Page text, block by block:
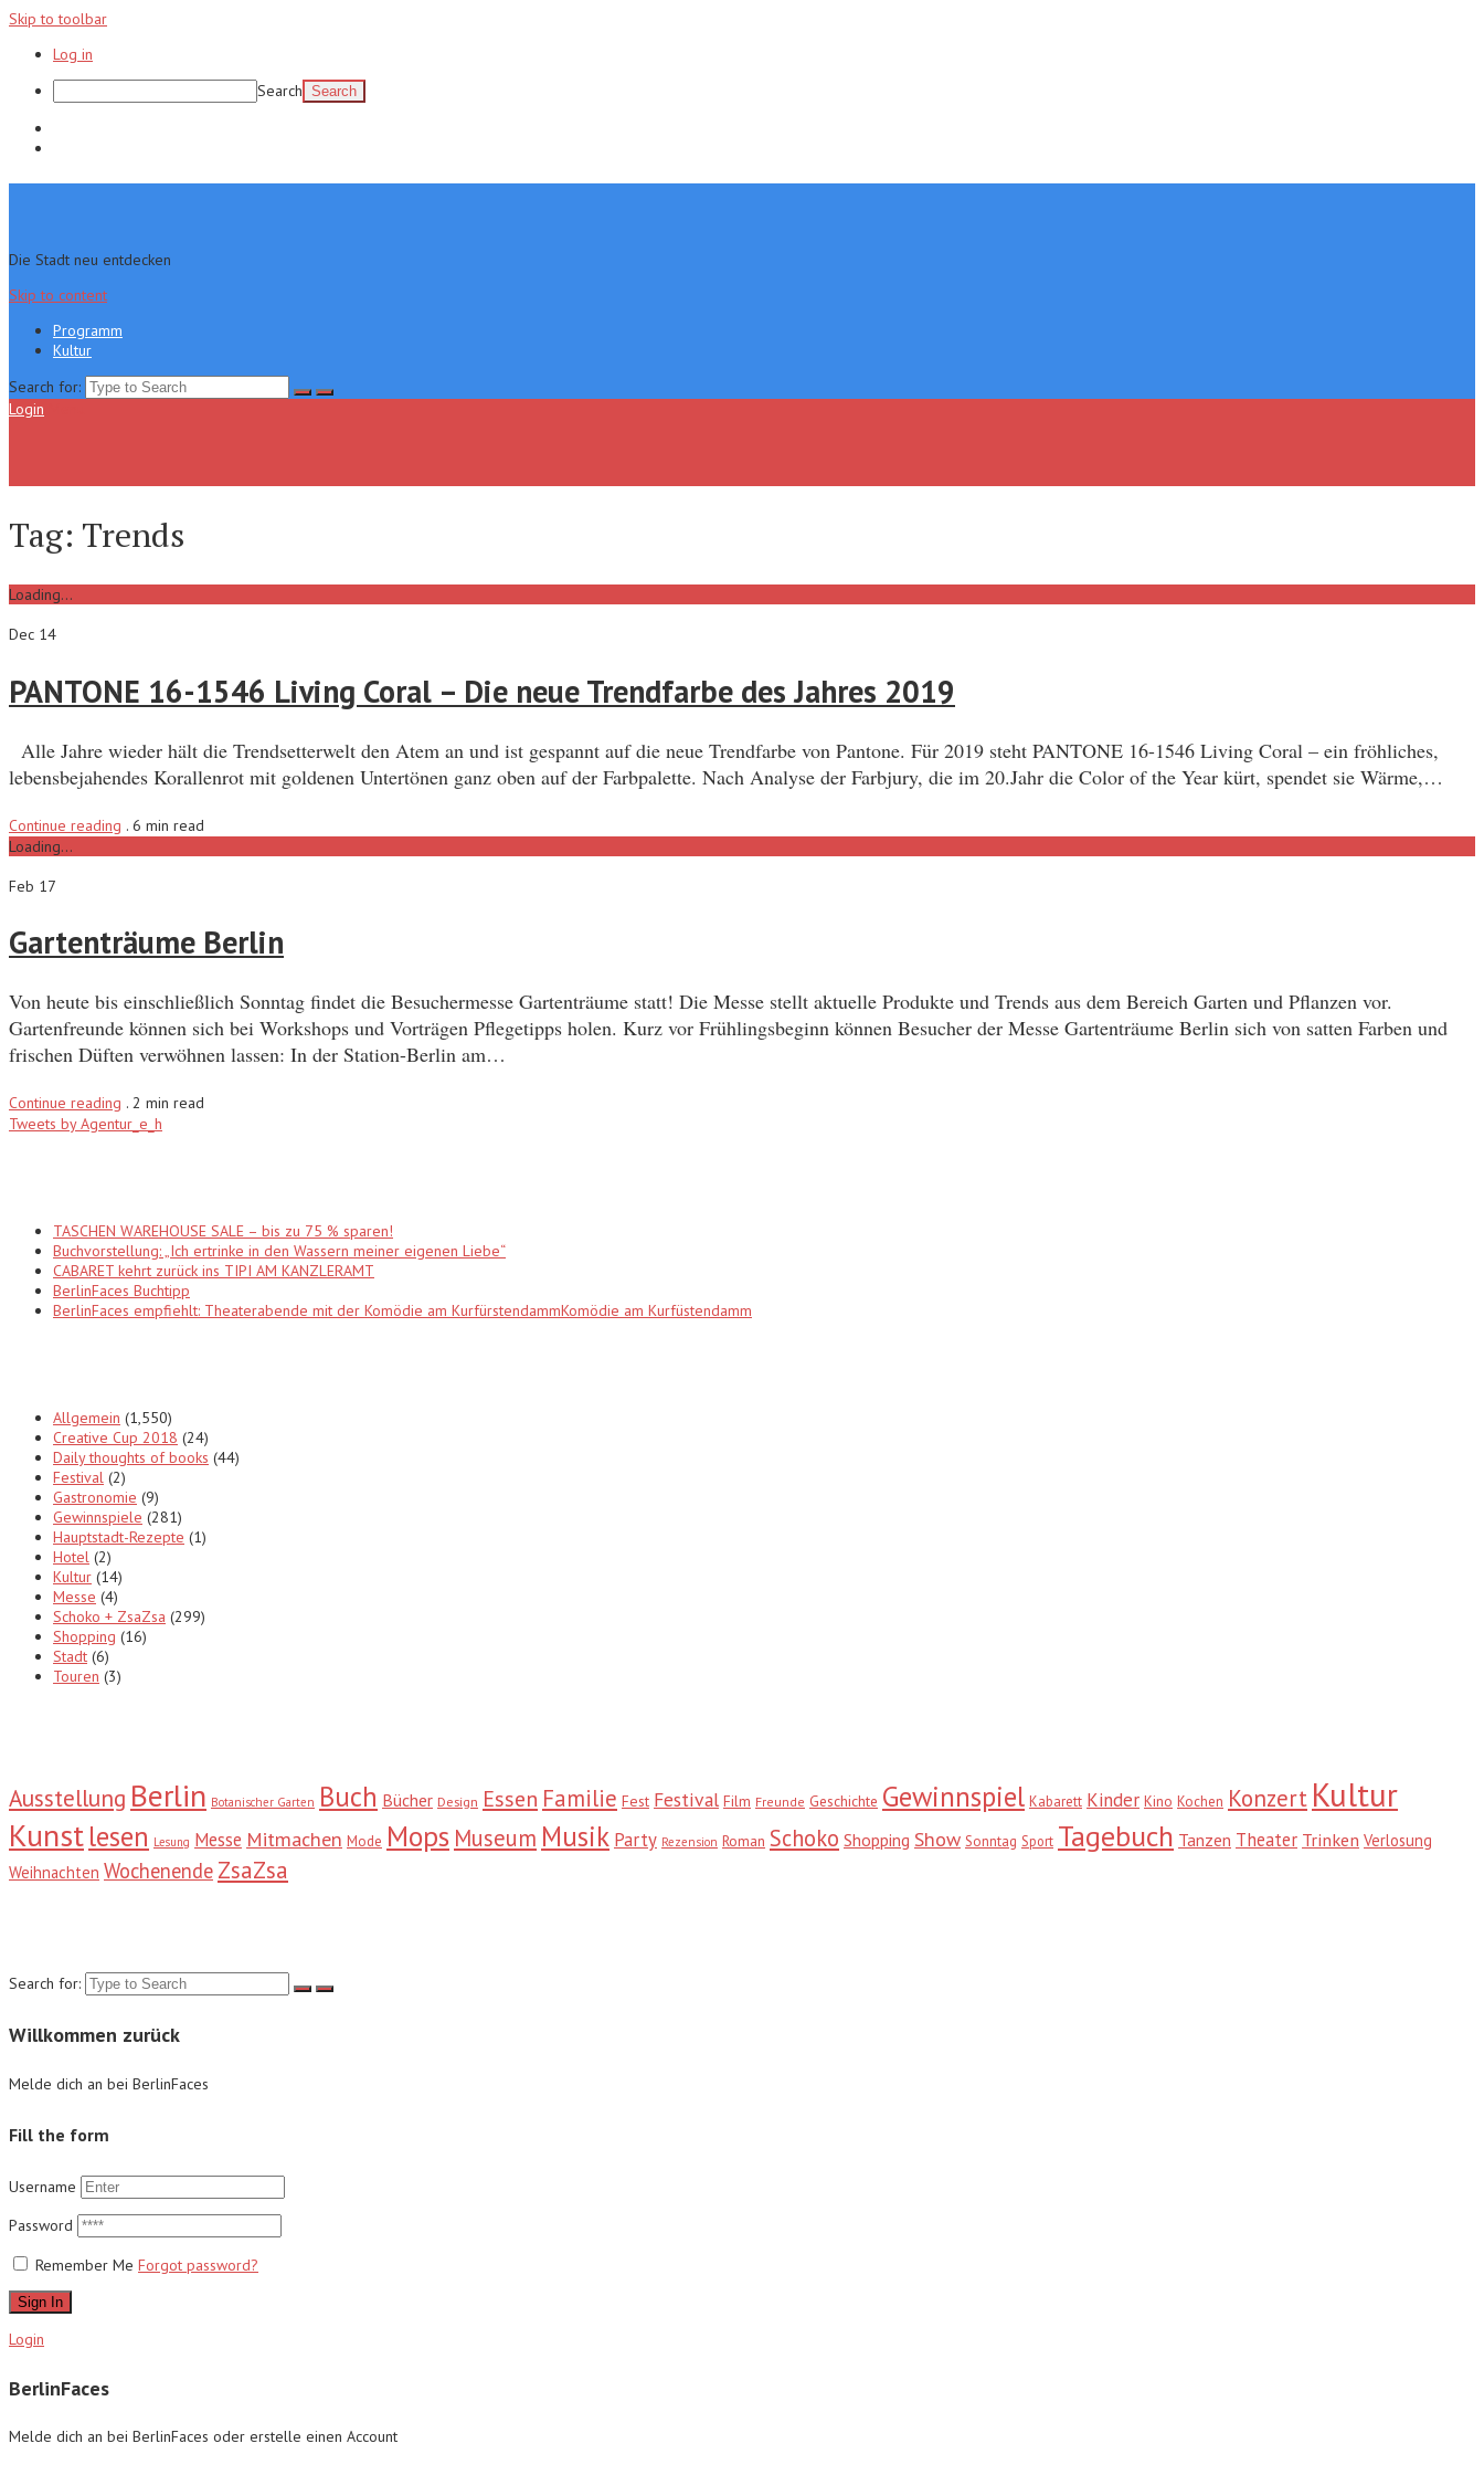
Skip to toolbar
Log in
Search
Die Stadt neu entdecken
Skip to content
Programm
Kultur
Search for:
Login
Tag: Trends
Loading...
Dec 14
PANTONE 16-1546 Living Coral – Die neue Trendfarbe des Jahres 2019
Alle Jahre wieder hält die Trendsetterwelt den Atem an und ist gespannt auf die neue Trendfarbe von Pantone. Für 2019 steht PANTONE 16-1546 Living Coral – ein fröhliches,
lebensbejahendes Korallenrot mit goldenen Untertönen ganz oben auf der Farbpalette. Nach Analyse der Farbjury, die im 20.Jahr die Color of the Year kürt, spendet sie Wärme,…
Continue reading . 6 min read
Loading...
Feb 17
Gartenträume Berlin
Von heute bis einschließlich Sonntag findet die Besuchermesse Gartenträume statt! Die Messe stellt aktuelle Produkte und Trends aus dem Bereich Garten und Pflanzen vor.
Gartenfreunde können sich bei Workshops und Vorträgen Pflegetipps holen. Kurz vor Frühlingsbeginn können Besucher der Messe Gartenträume Berlin sich von satten Farben und
frischen Düften verwöhnen lassen: In der Station-Berlin am…
Continue reading . 2 min read
Tweets by Agentur_e_h
TASCHEN WAREHOUSE SALE – bis zu 75 % sparen!
Buchvorstellung: „Ich ertrinke in den Wassern meiner eigenen Liebe“
CABARET kehrt zurück ins TIPI AM KANZLERAMT
BerlinFaces Buchtipp
BerlinFaces empfiehlt: Theaterabende mit der Komödie am KurfürstendammKomödie am Kurfüstendamm
Allgemein (1,550)
Creative Cup 2018 (24)
Daily thoughts of books (44)
Festival (2)
Gastronomie (9)
Gewinnspiele (281)
Hauptstadt-Rezepte (1)
Hotel (2)
Kultur (14)
Messe (4)
Schoko + ZsaZsa (299)
Shopping (16)
Stadt (6)
Touren (3)
Ausstellung Berlin Botanischer Garten Buch Bücher Design Essen Familie Fest Festival Film Freunde Geschichte Gewinnspiel Kabarett Kinder Kino Kochen Konzert Kultur
Kunstlesen Lesung Messe Mitmachen Mode Mops Museum Musik Party Rezension Roman Schoko Shopping Show Sonntag Sport Tagebuch Tanzen Theater Trinken Verlosung
Weihnachten Wochenende ZsaZsa
Search for:
Willkommen zurück
Melde dich an bei BerlinFaces
Fill the form
Username
Password
Remember Me Forgot password?
Sign In
Login
BerlinFaces
Melde dich an bei BerlinFaces oder erstelle einen Account